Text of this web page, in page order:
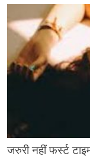
जरुरी नहीं फर्स्ट